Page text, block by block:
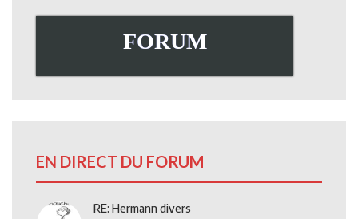
FORUM
EN DIRECT DU FORUM
RE: Hermann divers